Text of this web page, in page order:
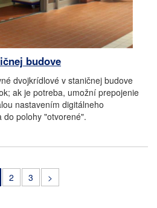
budove
dvojkrídlové v staničnej budove
ak je potreba, umožní prepojenie
nastavením digitálneho
polohy "otvorené".
2 3 >